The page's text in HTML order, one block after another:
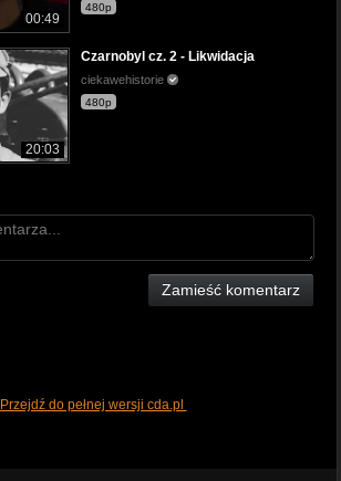
00:49
480p
20:03
Czarnobyl cz. 2 - Likwidacja
ciekawehistorie
480p
Zamieść komentarz
Przejdź do pełnej wersji cda.pl